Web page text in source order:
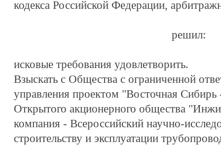
кодекса Российской Федерации,
решил:
исковые требования удовлетворить.
Взыскать с Общества с ограниченной
управления проектом "Восточная
Открытого акционерного общества
компания - Всероссийский научно-
строительству и эксплуатации